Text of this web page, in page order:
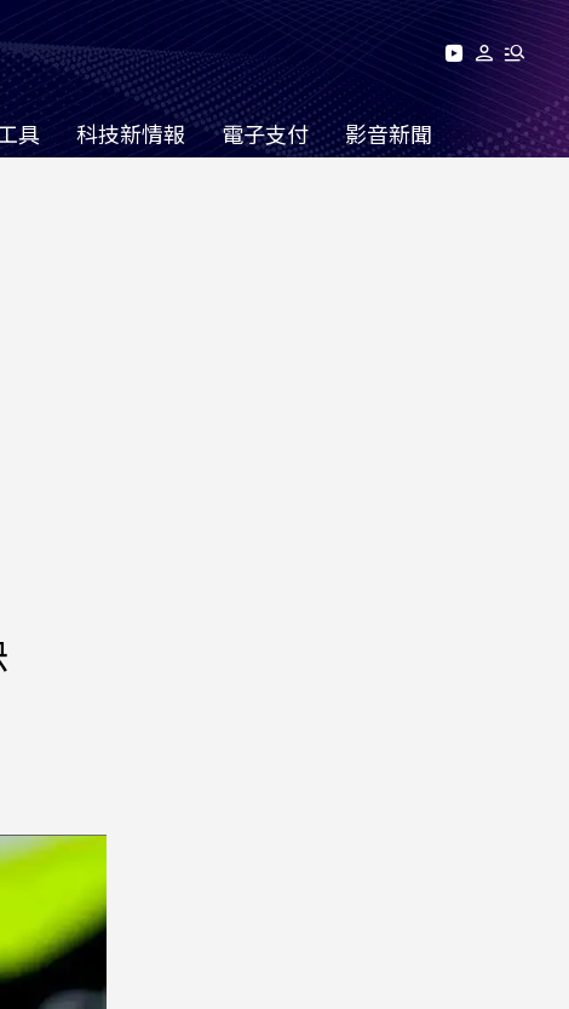
具 科技新情報 電子支付 影音新聞